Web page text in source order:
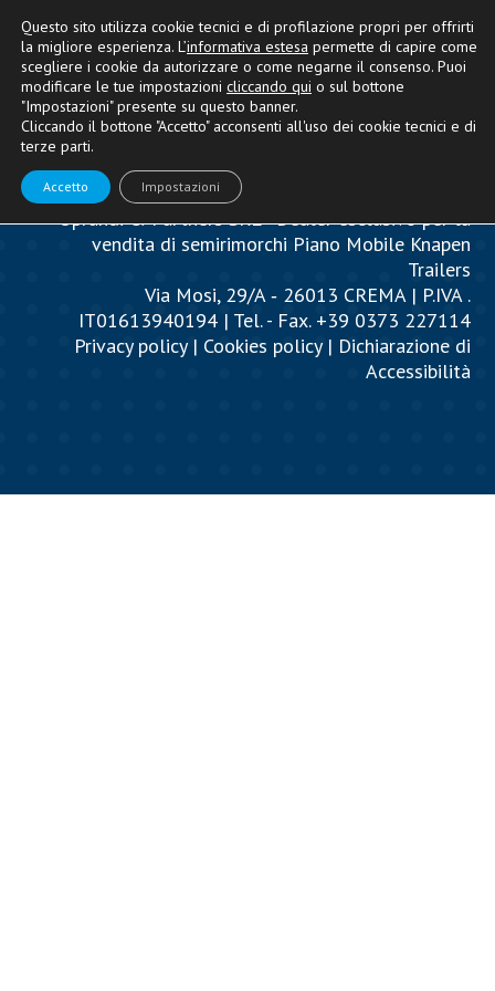
Oprandi & Partners SRL - Dealer esclusivo per la
vendita di semirimorchi Piano Mobile Knapen
Trailers
Via Mosi, 29/A ‐ 26013 CREMA | P.IVA .
IT01613940194 | Tel. - Fax. +39 0373 227114
Privacy policy| Cookies policy| Dichiarazione di
Accessibilità
Questo sito utilizza cookie tecnici e di profilazione propri per offrirti
la migliore esperienza. L’informativa estesa permette di capire come
scegliere i cookie da autorizzare o come negarne il consenso. Puoi
modificare le tue impostazioni cliccando qui o sul bottone
"Impostazioni" presente su questo banner.
Cliccando il bottone "Accetto" acconsenti all'uso dei cookie tecnici e di
terze parti.
Accetto Impostazioni